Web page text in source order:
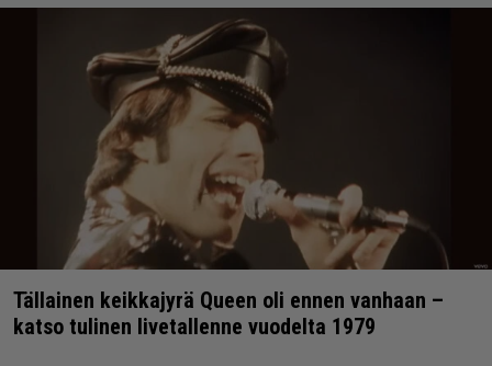
Tällainen keikkajyrä Queen oli ennen vanhaan –
katso tulinen livetallenne vuodelta 1979